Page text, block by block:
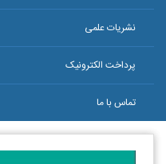
نشریات علمی
پرداخت الکترونیک
تماس با ما